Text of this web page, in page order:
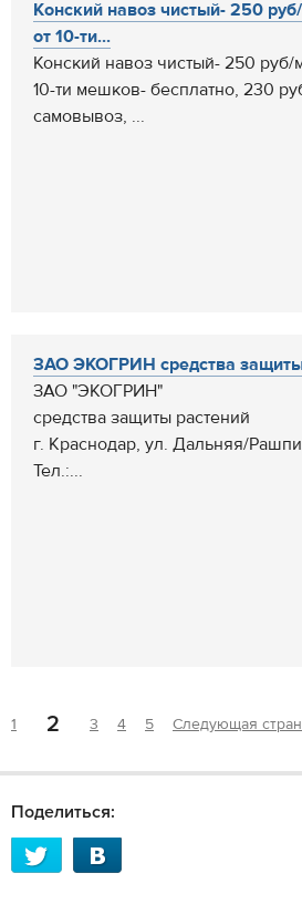
Конский навоз чистый- 250
от 10-ти...
Конский навоз чистый- 250 руб/
10-ти мешков- бесплатно, 230
самовывоз, ...
ЗАО ЭКОГРИН средства защиты
ЗАО "ЭКОГРИН"
средства защиты растений
г. Краснодар, ул. Дальняя/
Тел.:...
1 2 3 4 5 Следующая
Поделиться: